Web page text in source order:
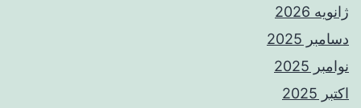
ژانویه 2026
دسامبر 2025
نوامبر 2025
اکتبر 2025